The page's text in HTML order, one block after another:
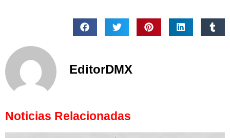
EditorDMX
Noticias Relacionadas